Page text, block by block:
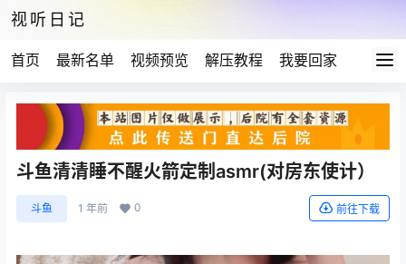
视听日记
首页 最新名单 视频预览 解压教程 我要回家
斗鱼清清睡不醒火箭定制asmr(对房东使计）
斗鱼 1 年前 0 前往下载